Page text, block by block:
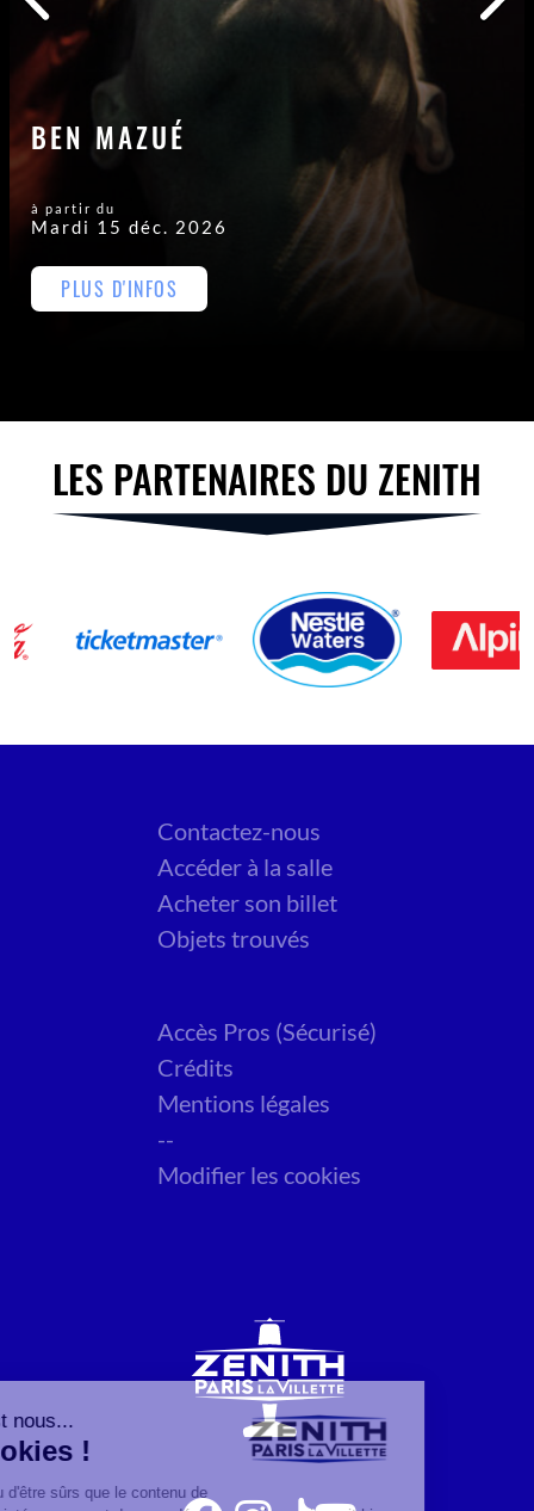
BEN MAZUÉ
à partir du
Mardi 15 déc. 2026
PLUS D'INFOS
LES PARTENAIRES DU ZENITH
Contactez-nous
Accéder à la salle
Acheter son billet
Objets trouvés
Accès Pros (Sécurisé)
Crédits
Mentions légales
--
Modifier les cookies
Salut c'est nous...
les Cookies !
On a attendu d'être sûrs que le contenu de